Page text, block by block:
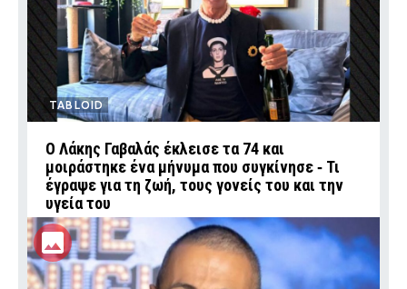
TABLOID
Ο Λάκης Γαβαλάς έκλεισε τα 74 και
μοιράστηκε ένα μήνυμα που συγκίνησε ‑ Τι
έγραψε για τη ζωή, τους γονείς του και την
υγεία του